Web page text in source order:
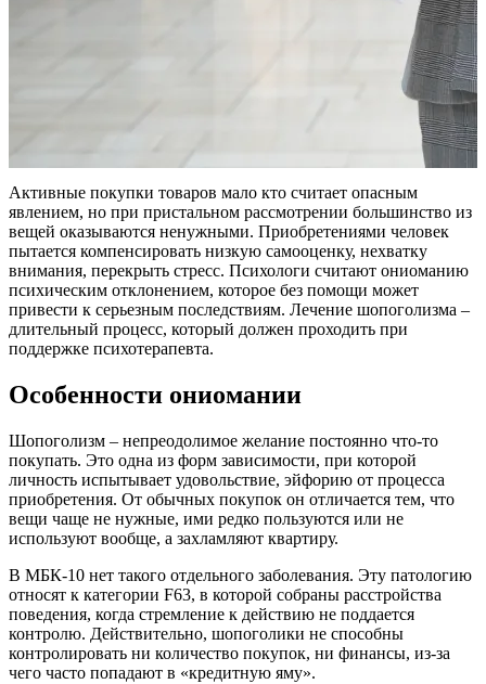
Активные покупки товаров мало кто считает опасным
явлением, но при пристальном рассмотрении большинство из
вещей оказываются ненужными. Приобретениями человек
пытается компенсировать низкую самооценку, нехватку
внимания, перекрыть стресс. Психологи считают ониоманию
психическим отклонением, которое без помощи может
привести к серьезным последствиям. Лечение шопоголизма –
длительный процесс, который должен проходить при
поддержке психотерапевта.
Особенности ониомании
Шопоголизм – непреодолимое желание постоянно что-то
покупать. Это одна из форм зависимости, при которой
личность испытывает удовольствие, эйфорию от процесса
приобретения. От обычных покупок он отличается тем, что
вещи чаще не нужные, ими редко пользуются или не
используют вообще, а захламляют квартиру.
В МБК-10 нет такого отдельного заболевания. Эту патологию
относят к категории F63, в которой собраны расстройства
поведения, когда стремление к действию не поддается
контролю. Действительно, шопоголики не способны
контролировать ни количество покупок, ни финансы, из-за
чего часто попадают в «кредитную яму».